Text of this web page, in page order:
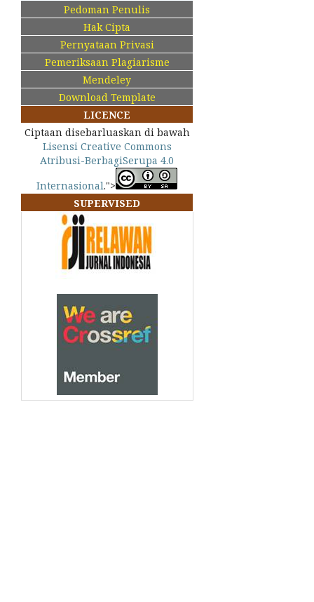
Pedoman Penulis
Hak Cipta
Pernyataan Privasi
Pemeriksaan Plagiarisme
Mendeley
Download Template
LICENCE
Ciptaan disebarluaskan di bawah
Lisensi Creative Commons
Atribusi-BerbagiSerupa 4.0
Internasional.">
SUPERVISED